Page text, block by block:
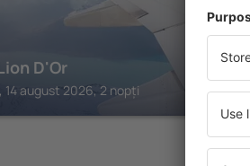
D'Or
14 august 2026, 2 nopți